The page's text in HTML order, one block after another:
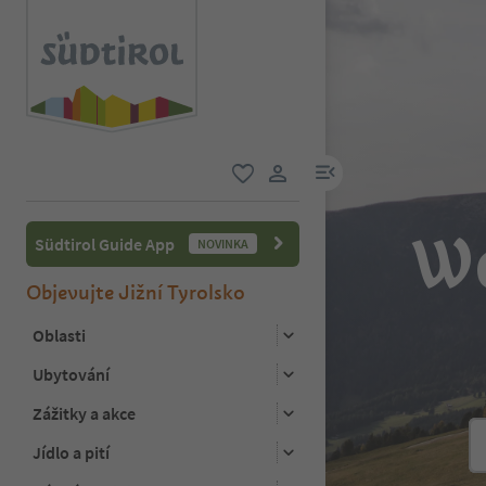
uživatelský odkaz
odkaz na menu
Südtirol Guide App NOVINKA
Objevujte Jižní Tyrolsko
Oblasti
Ubytování
Zážitky a akce
Jídlo a pití